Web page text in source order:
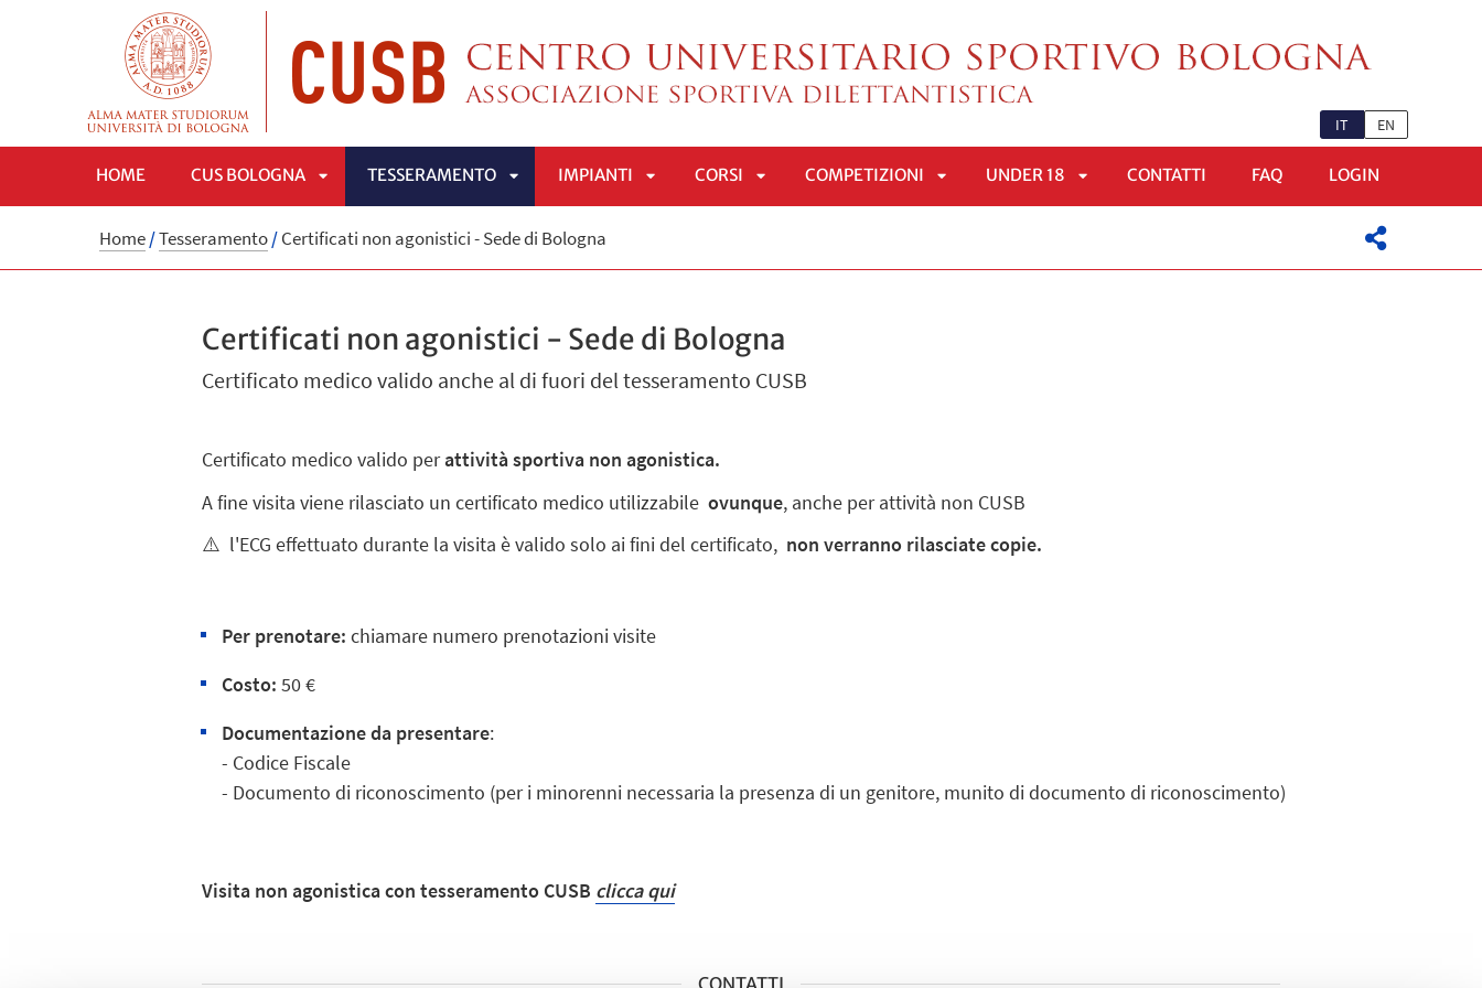
IT EN
HOME CUS BOLOGNA
APRI
TESSERAMENTO
APRI
IMPIANTI CORSI COMPETIZIONI UNDER 18 CONTATTI FAQ LOGIN
Home/Tesseramento/Certificati non agonistici - Sede di Bologna
Certificati non agonistici - Sede di Bologna
Certificato medico valido anche al di fuori del tesseramento CUSB
Certificato medico valido perattività sportiva non agonistica.
A fine visita viene rilasciato un certificato medico utilizzabileovunque, anche per attività non CUSB
⚠️ l'ECG effettuato durante la visita è valido solo ai fini del certificato, non verranno rilasciate copie.
Per prenotare: chiamare numero prenotazioni visite
Costo: 50 €
Documentazione da presentare:
- Codice Fiscale
- Documento di riconoscimento (per i minorenni necessaria la presenza di un genitore, munito di documento di riconoscimento)
Visita non agonistica con tesseramento CUSB clicca qui